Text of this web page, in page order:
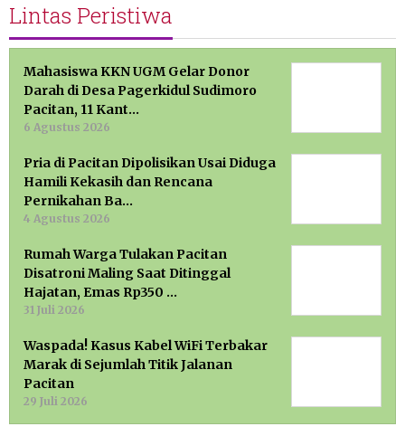
Lintas Peristiwa
Mahasiswa KKN UGM Gelar Donor
Darah di Desa Pagerkidul Sudimoro
Pacitan, 11 Kant…
6 Agustus 2026
Pria di Pacitan Dipolisikan Usai Diduga
Hamili Kekasih dan Rencana
Pernikahan Ba…
4 Agustus 2026
Rumah Warga Tulakan Pacitan
Disatroni Maling Saat Ditinggal
Hajatan, Emas Rp350 …
31 Juli 2026
Waspada! Kasus Kabel WiFi Terbakar
Marak di Sejumlah Titik Jalanan
Pacitan
29 Juli 2026